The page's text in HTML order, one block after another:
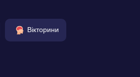
Вікторини